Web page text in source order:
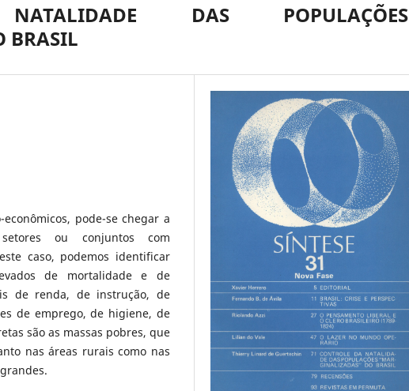
DAS POPULAÇÕES
BRASIL
pode-se chegar a
ou conjuntos com
caso, podemos identificar
de mortalidade e de
de renda, de instrução, de
de emprego, de higiene, de
são as massas pobres, que
nas áreas rurais como nas